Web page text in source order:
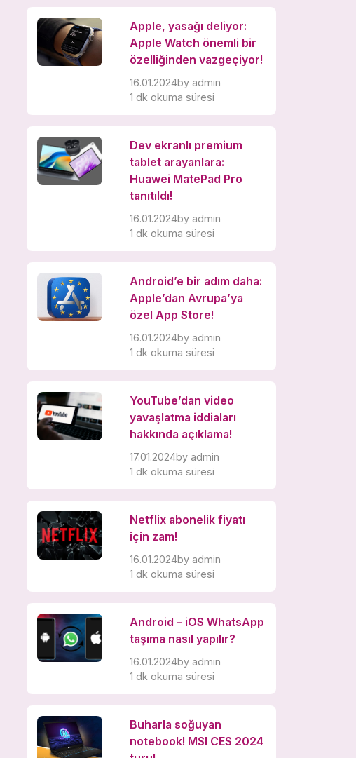
Apple, yasağı deliyor:
Apple Watch önemli bir
özelliğinden vazgeçiyor!
16.01.2024by admin
1 dk okuma süresi
Dev ekranlı premium
tablet arayanlara:
Huawei MatePad Pro
tanıtıldı!
16.01.2024by admin
1 dk okuma süresi
Android’e bir adım daha:
Apple’dan Avrupa’ya
özel App Store!
16.01.2024by admin
1 dk okuma süresi
YouTube’dan video
yavaşlatma iddiaları
hakkında açıklama!
17.01.2024by admin
1 dk okuma süresi
Netflix abonelik fiyatı
için zam!
16.01.2024by admin
1 dk okuma süresi
Android – iOS WhatsApp
taşıma nasıl yapılır?
16.01.2024by admin
1 dk okuma süresi
Buharla soğuyan
notebook! MSI CES 2024